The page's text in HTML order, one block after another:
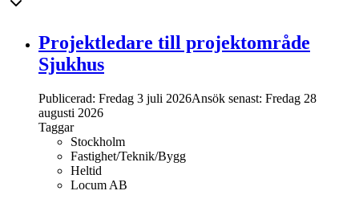
Projektledare till projektområde
Sjukhus
Publicerad: Fredag 3 juli 2026Ansök senast: Fredag 28
augusti 2026
Taggar
Stockholm
Fastighet/Teknik/Bygg
Heltid
Locum AB